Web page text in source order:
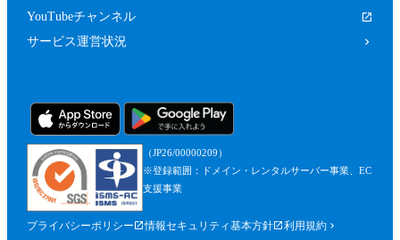
YouTubeチャンネル
サービス運営状況
（JP26/00000209）
※登録範囲：ドメイン・レンタルサーバー事業、EC
支援事業
プライバシーポリシー 情報セキュリティ基本方針
利用規約